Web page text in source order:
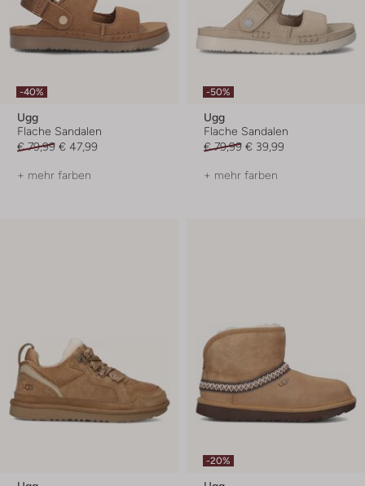
-40%
Ugg
Flache Sandalen
€ 79,99 € 47,99
+ mehr farben
-50%
Ugg
Flache Sandalen
€ 79,99 € 39,99
+ mehr farben
-20%